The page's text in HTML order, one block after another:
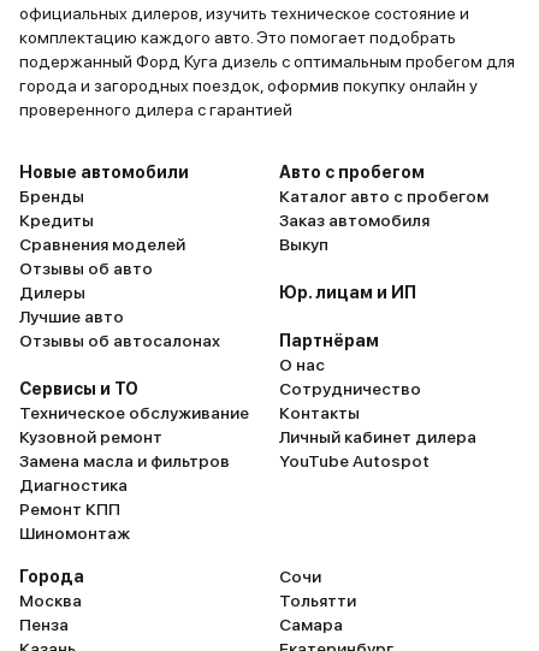
официальных дилеров, изучить техническое состояние и
комплектацию каждого авто. Это помогает подобрать
подержанный Форд Куга дизель с оптимальным пробегом для
города и загородных поездок, оформив покупку онлайн у
проверенного дилера с гарантией
Новые автомобили
Бренды
Кредиты
Сравнения моделей
Отзывы об авто
Дилеры
Лучшие авто
Отзывы об автосалонах
Сервисы и ТО
Техническое обслуживание
Кузовной ремонт
Замена масла и фильтров
Диагностика
Ремонт КПП
Шиномонтаж
Авто с пробегом
Каталог авто с пробегом
Заказ автомобиля
Выкуп
Юр. лицам и ИП
Партнёрам
О нас
Сотрудничество
Контакты
Личный кабинет дилера
YouTube Autospot
Города
Москва
Пенза
Сочи
Тольятти
Самара